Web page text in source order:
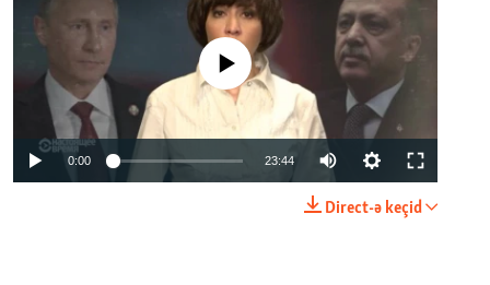
No media source currently available
0:00 23:44
Direct-ə keçid